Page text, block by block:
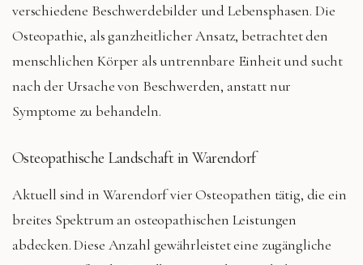
verschiedene Beschwerdebilder und Lebensphasen. Die
Osteopathie, als ganzheitlicher Ansatz, betrachtet den
menschlichen Körper als untrennbare Einheit und sucht
nach der Ursache von Beschwerden, anstatt nur
Symptome zu behandeln.
Osteopathische Landschaft in Warendorf
Aktuell sind in Warendorf vier Osteopathen tätig, die ein
breites Spektrum an osteopathischen Leistungen
abdecken. Diese Anzahl gewährleistet eine zugängliche